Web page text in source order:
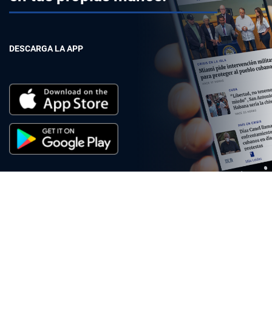
DESCARGA LA APP